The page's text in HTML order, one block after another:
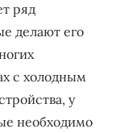
ряд
делают его
с холодным
у
необходимо